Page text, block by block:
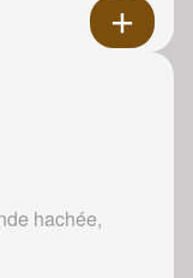
hachée,